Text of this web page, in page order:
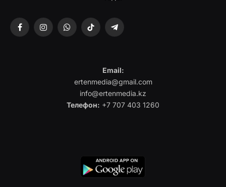
FacebookInstagramWhatsAppTikTok Telegram
Email:
ertenmedia@gmail.com
info@ertenmedia.kz
Телефон: +7 707 403 1260